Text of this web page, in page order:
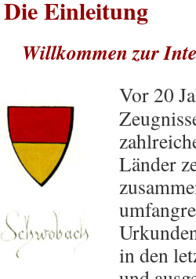
Die Einleitung
Willkommen zur
Vor 20
Länder
in den